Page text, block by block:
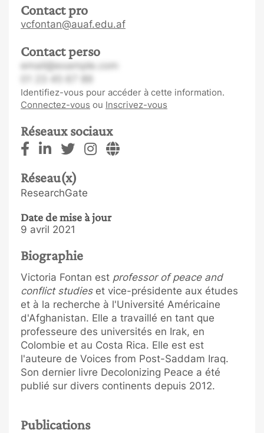
Contact pro
vcfontan@auaf.edu.af
Contact perso
email@example.com
Identifiez-vous pour accéder à cette information.
Connectez-vous ou Inscrivez-vous
Réseaux sociaux
Réseau(x)
ResearchGate
Date de mise à jour
9 avril 2021
Biographie
Victoria Fontan est professor of peace and
conflict studieset vice-présidente aux études
et à la recherche à l'Université Américaine
d'Afghanistan. Elle a travaillé en tant que
professeure des universités en Irak, en
Colombie et au Costa Rica. Elle est est
l'auteure de Voices from Post-Saddam Iraq.
Son dernier livre Decolonizing Peace a été
publié sur divers continents depuis 2012.
Publications